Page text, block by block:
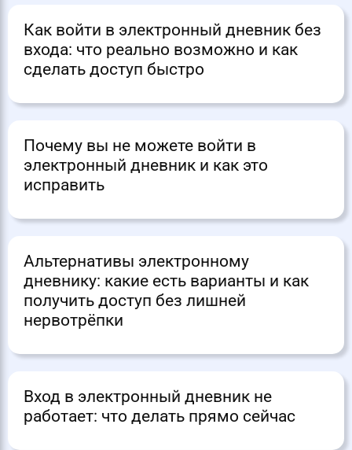
Как войти в электронный дневник без
входа: что реально возможно и как
сделать доступ быстро
Почему вы не можете войти в
электронный дневник и как это
исправить
Альтернативы электронному
дневнику: какие есть варианты и как
получить доступ без лишней
нервотрёпки
Вход в электронный дневник не
работает: что делать прямо сейчас